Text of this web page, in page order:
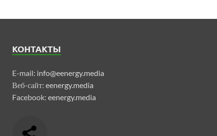
КОНТАКТЫ
E-mail: info@eenergy.media
Веб-сайт: eenergy.media
Facebook: eenergy.media